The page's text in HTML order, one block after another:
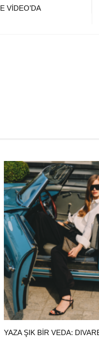
VIDEO’DA
YAZA ŞIK BIR VEDA: